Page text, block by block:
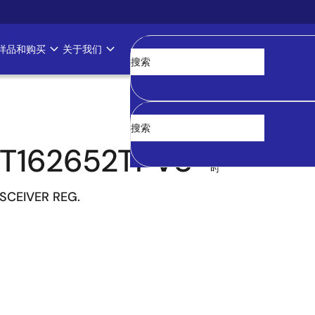
品和购买 关于我们
清空
时
REG.